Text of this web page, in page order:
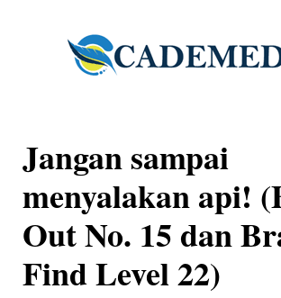
Jangan sampai
menyalakan api!
Out No. 15 dan
Find Level 22)